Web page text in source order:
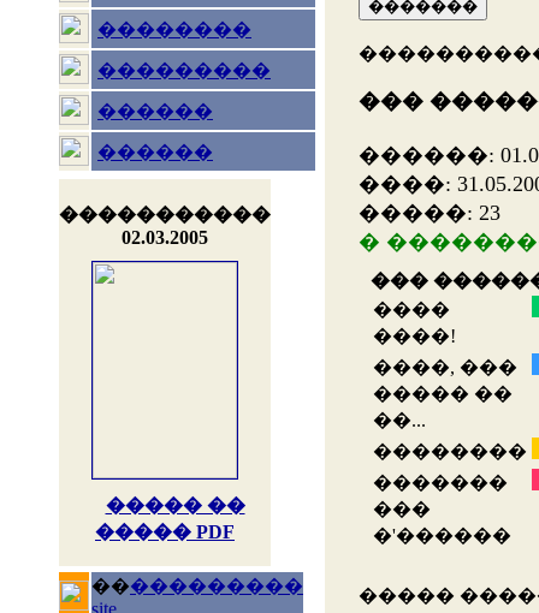
��������
���������
������
������
�����������
02.03.2005
����� ��
����� PDF
�����������
site
���
������:
����:
�����: 23
�
��� ������
����
����!
����, ���
����� ��
��...
��������
�������
���
�'������
�����